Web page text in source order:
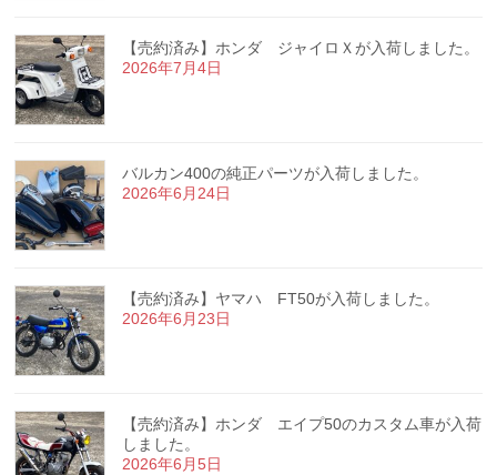
【売約済み】ホンダ ジャイロＸが入荷しました。
2026年7月4日
バルカン400の純正パーツが入荷しました。
2026年6月24日
【売約済み】ヤマハ FT50が入荷しました。
2026年6月23日
【売約済み】ホンダ エイプ50のカスタム車が入荷
しました。
2026年6月5日